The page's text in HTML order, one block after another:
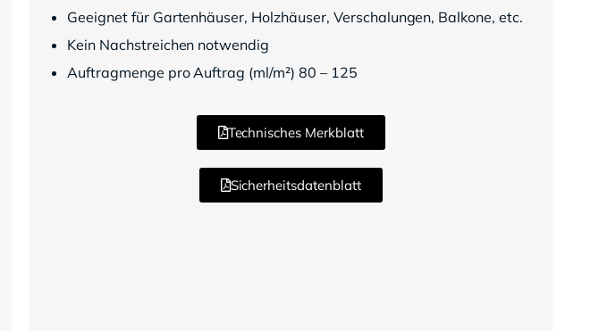
Geeignet für Gartenhäuser, Holzhäuser, Verschalungen, Balkone, etc.
Kein Nachstreichen notwendig
Auftragmenge pro Auftrag (ml/m²) 80 – 125
Technisches Merkblatt
Sicherheitsdatenblatt